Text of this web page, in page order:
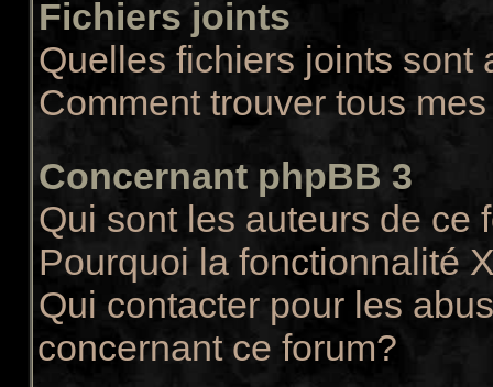
Fichiers joints
Quelles fichiers joints sont
Comment trouver tous
Concernant phpBB 3
Qui sont les auteurs de ce
Pourquoi la fonctionnalité
Qui contacter pour les
concernant ce forum?